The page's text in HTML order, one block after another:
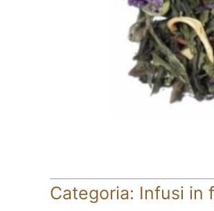
Categoria: Infusi in